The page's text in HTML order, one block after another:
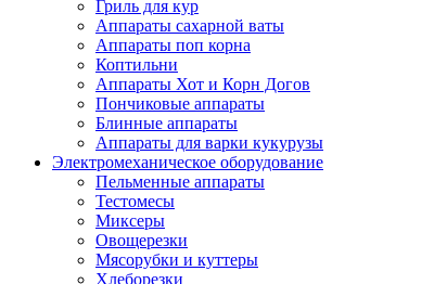
Гриль для кур
Аппараты сахарной ваты
Аппараты поп корна
Коптильни
Аппараты Хот и Корн Догов
Пончиковые аппараты
Блинные аппараты
Аппараты для варки кукурузы
Электромеханическое оборудование
Пельменные аппараты
Тестомесы
Миксеры
Овощерезки
Мясорубки и куттеры
Хлеборезки